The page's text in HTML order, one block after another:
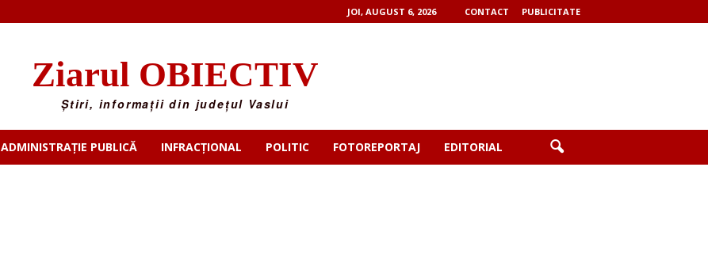
JOI, AUGUST 6, 2026 CONTACT PUBLICITATE
Ziarul OBIECTIV
Știri, informații din județul Vaslui
ADMINISTRAȚIE PUBLICĂ INFRACȚIONAL POLITIC FOTOREPORTAJ EDITORIAL